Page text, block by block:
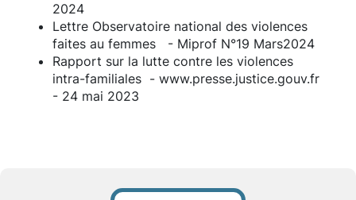
2024
Lettre Observatoire national des violences
faites au femmes - Miprof N°19 Mars2024
Rapport sur la lutte contre les violences
intra-familiales - www.presse.justice.gouv.fr
- 24 mai 2023